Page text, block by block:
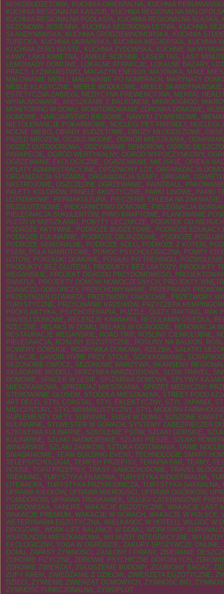
NISKOBUDŻETOWA, KUCHNIA ORIENTALNA, KUCHNIA
KUCHNIA REGIONALNA KASZUB, KUCHNIA REGIONALNA
KUCHNIA REGIONALNA PODLASIA, KUCHNIA REGIONALNA ŚLĄSKA,
SEZONOWA JESIENNA, KUCHNIA SEZONOWA LETNIA, KUCHNIA
SKANDYNAWSKA, KUCHNIA ŚRÓDZIEMNOMORSKA, KUCHNIA
TURECKA, KUCHNIA UKRAIŃSKA, KUCHNIA WĘGIERSKA, KUCHNIA
KUCHNIA ZERO WASTE, KUCHNIA ŻYDOWSKA, KUCHNIE NA WYMIAR
KAWY, ŁĄKA KWIETNA, LAMELE ŚCIENNE, LASER TAG, LAST
LEMONIADY DOMOWE, LOKALNE ATRAKCJE, LOKALNE BAZARY,
PRACY, ŁYŻWIARSTWO, MAGAZYN ENERGII , MAJÓWKA, MAŁE
MALOWANIE MEBLI , MALOWANIE PO NUMERACH , MARYNATY
MEBLE KLASYCZNE, MEBLE MODUŁOWE, MEBLE SKANDYNAWSKIE
ESTETYCZNA ZABIEGI , MEDYCYNA PREWENCYJNA, MENTAL
WYNAJMOWANE, MIESZKANIE Z BALKONEM , MIKROOGRÓD,
MONITORING W DOMU, MONITOROWANIE ZDROWIA DOMOWE,
DOMOWE, NARCIARSTWO BIEGOWE, NAWYKI ŻYWIENIOWE,
NIETOLERANCJE POKARMOWE, NOCLEGI PET FRIENDLY, NOCLEGI
NOCNE NIEBO, OBIADY BUDŻETOWE, OBOZY MŁODZIEŻOWE,
PRZED MROZEM , OCZKO WODNE, ODBIÓR MIESZKANIA,
ODZIEŻ OUTDOOROWA, ODŻYWIANIE SENIORÓW, OGRÓD
PARAPECIE, OGRÓD WERTYKALNY, OGRÓD WYPOCZYNKOWY,
OGRZEWANIE EKOLOGICZNE, OGRZEWANIE MIEJSKIE, OPIEKA
OPŁATY ADMINISTRACYJNE, OPÓŹNIONY LOT, ORGANIZACJA
ORGANIZACJA SPIŻARNI , ORGANIZACJA SZAFY, ORIGAMI ,
NASTROJOWE, OSZCZĘDNE OGRZEWANIE, PAINTBALL,
PALETY KOLORÓW, PANELE AKUSTYCZNE, PARKI LINOWE, PARKI
LOTNISKOWE, PERMAKULTURA, PIECZENIE CHLEBA NA ZAKWASIE,
BEZGLUTENOWE, PIEKARNICTWO DOMOWE, PIELĘGNACJA BONSAI
PIELĘGNACJA SUKULENTÓW, PIWO KRAFTOWE, PLANOWANIE
PLEŚŃ W MIESZKANIU, POBYTY LECZNICZE, PODATEK OD
PODRÓŻE AKTYWNE, PODRÓŻE BUDŻETOWE, PODRÓŻE
PODRÓŻE KULINARNE, PODRÓŻE OBJAZDOWE, PODRÓŻE
PODRÓŻE SENIORALNE, PODRÓŻE SOLO, PODRÓŻE Z KOTEM ,
PSEM , POLA NAMIOTOWE, POMOC PSYCHOLOGICZNA, POMPY
LOTÓW, PORZĄDKI DOMOWE, POSIŁKI PO TRENINGU,
PRODUKTY BEZ GLUTENU, PRODUKTY BEZ LAKTOZY, PRODUKTY
WEGAŃSKIE, PROJEKT OGRODU PRZYDOMOWEGO,
ŚWIATŁA, PROJEKTY DOMÓW NOWOCZESNYCH , PROJEKTY
ZDAWCZO-ODBIORCZY, PRZECHOWYWANIE, PRZEPRAWY
PRZESTRZEŃ OTWARTA, PRZETWORY OWOCOWE, PRZETWORY
TURYSTYCZNE, PRZYCINANIE KRZEWÓW, PRZYCZEPA
PROFILAKTYKA, PSYCHOTERAPIA, PUZZLE, QUIZY, RAFTING, RAK
RAVIOLI DOMOWE, RECENZJE KAWIARNI , REGULAMIN OSIEDLA,
RZECZNE, RELAKS W DOMU, RELAKS W OGRODZIE, RENOWACJA
RESTAURACJE WEGAŃSKIE, ROAD TRIP, ROŚLINY CIENIOLUBNE,
PIELĘGNACJA, ROŚLINY EGZOTYCZNE, ROŚLINY NA BALKON ,
ROWERY GÓRSKIE, ROZRYWKA DOMOWA, RZEŹBA, SAŁATKI
RELACJE, SAVOIR-VIVRE PRZY STOLE, ŚCIÓŁKOWANIE,
SEZONOWE OWOCE, SEZONOWE WARZYWA, SKANSENY
SKŁADANIE MODELI , SKRZYNKA NARZĘDZIOWA, SLOW TRAVEL,
DOMOWE, SPACER W LESIE, SPIŻARNIA DOMOWA, SPŁYWY
MIESZKANIOWA, SPRZEDAŻ MIESZKANIA, SPRZĘT MEDYCZNY
STEROWANIE GŁOSEM , STODOŁA MIESZKALNA, STREET FOOD
ART DECO, STYL COASTAL, STYL EKLEKTYCZNY, STYL JAPANDI ,
MID-CENTURY, STYL MINIMALISTYCZNY, STYL MODERN
SUPLEMENTY DIETY, SURVIVAL, SUSHI W DOMU, SUSZONE KWIATY
KULINARNE, SYLWESTER W GÓRACH , SYSTEMY ZABEZPIECZEŃ
SZKOLENIA KULINARNE, SZKOLENIE PSÓW, SZLAKI GÓRSKIE,
KULINARNE, SZLAKI NADMORSKIE, SZLAKI PIESZE, SZLAKI
WINIARSKIE, SZLAKI ZAMKÓW, SZTUKA GOTOWANIA, TANIE
ŚNIADANIOWE, TEAM BUILDING EVENT, TECHNOLOGIE SMART
TELEPSYCHOLOGIA, TEMPEH PRZEPISY, TERAPIA PAR, TERMY,
HOUSE, TOFU PRZEPISY, TRASY SAMOCHODOWE, TRAVEL
TREKKING, TURYSTYKA FILMOWA, TURYSTYKA INDUSTRIALNA,
LITERACKA, TURYSTYKA PRZYRODNICZA, TURYSTYKA SAKRALNA,
UPRAWA KIEŁKÓW, UPRAWA MIKROLIŚCI , UPRAWA OGÓRKÓW,
POMIDORÓW, UPRAWA TRUSKAWEK, USŁUGI CATERINGOWE
UZDROWISKA, VANLIFE, WAKACJE EGZOTYCZNE, WAKACJE LAST
WAKACJE PREMIUM , WAKACJE W GÓRACH , WAKACJE W POLSCE,
WETERYNARIA EGZOTYCZNA, WIELKANOC W HOTELU, WILGOĆ W
DROGOWE, WORK-LIFE BALANCE W DOMU, WORKSHOP
WSPÓLNOTA MIESZKANIOWA, WYJAZDY INTEGRACYJNE,
EKOLOGICZNY, YOGA W OGRODZIE, ZAKUPY SPOŻYWCZE ONLINE,
DOMU, ZAPASY ŻYWNOŚCI , ZASŁONY I FIRANY, ZBIERANIE
ZDROWIE FIZYCZNE, ZDROWIE PSYCHICZNE DOROSŁYCH ,
ZDROWIE ZWIERZĄT, ZGŁOSZENIE BUDOWY, ZGUBIONY BAGAŻ,
ZUPY KREM , ZWIEDZANIE Z DZIEĆMI , ZWIERZĘTA EGZOTYCZNE,
DZIECI , ŻYWIENIE ZWIERZĄT DOMOWYCH , ŻYWNOŚĆ BIO,
ŻYWNOŚĆ FUNKCJONALNA, ŻYWOPŁOT